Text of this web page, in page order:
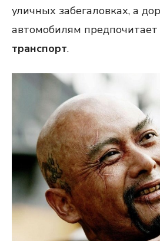
уличных забегаловках, а
автомобилям предпочитает
транспорт.